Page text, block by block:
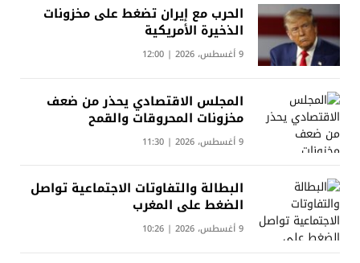
الحرب مع إيران تضغط على مخزونات
الذخيرة الأمريكية
9 أغسطس، 2026 | 12:00
المجلس الاقتصادي يحذر من ضعف
مخزونات المحروقات والقمح
9 أغسطس، 2026 | 11:30
البطالة والتفاوتات الاجتماعية تواصل
الضغط على المغرب
9 أغسطس، 2026 | 10:26